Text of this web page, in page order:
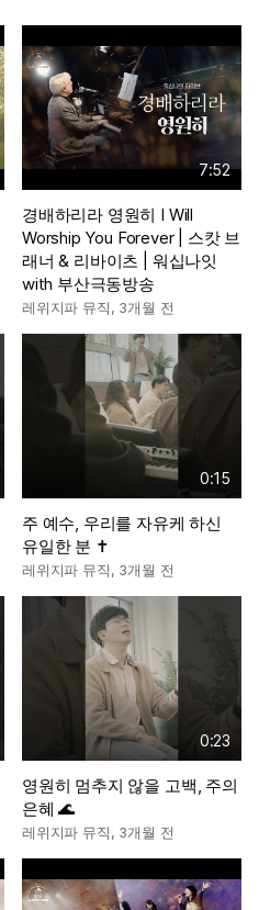
7:52
경배하리라 영원히 I Will
Worship You Forever | 스캇 브
래너 & 리바이츠 | 워십나잇
with 부산극동방송
레위지파 뮤직, 3개월 전
0:15
주 예수, 우리를 자유케 하신
유일한 분 ✝️
레위지파 뮤직, 3개월 전
0:23
영원히 멈추지 않을 고백, 주의
은혜 🌊
레위지파 뮤직, 3개월 전